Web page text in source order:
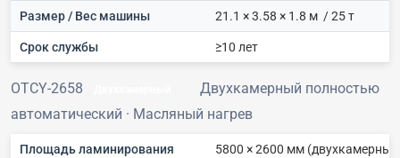
Размер / Вес машины 21.1 × 3.58 × 1.8 м / 25 т
Срок службы ≥10 лет
OTCY-2658
Двухкамерный полностью
автоматический · Масляный нагрев
Площадь ламинирования 5800 × 2600 мм